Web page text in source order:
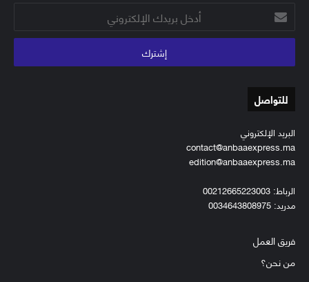
أدخل
بريدك
الإلكتروني
للتواصل
البريد الإلكتروني
contact@anbaaexpress.ma
edition@anbaaexpress.ma
الرباط: 00212665223003
مدريد: 0034643808975
فريق العمل
من نحن؟